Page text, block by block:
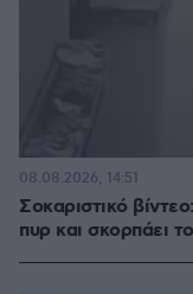
Σοκαριστικό
πυρ και σκορπάει
08.08.2026, 14:51